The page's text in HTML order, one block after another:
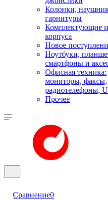
Колонки,
гарнитуры
Комплектующие и
корпуса
Новое
Ноутбуки,
смартфоны и
Офисная техника:
мониторы, факсы,
радиотелефоны,
Прочее
Сравнение0